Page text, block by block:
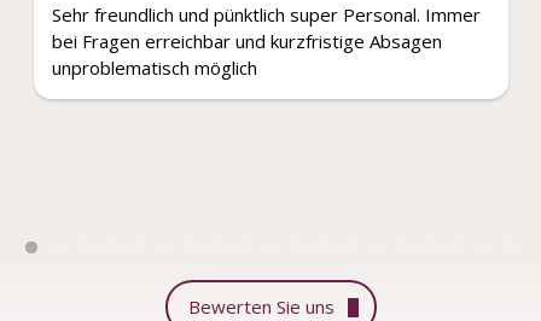
Sehr freundlich und pünktlich super Personal. Immer
bei Fragen erreichbar und kurzfristige Absagen
unproblematisch möglich
Bewerten Sie uns